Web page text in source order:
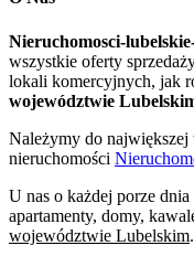
Nieruchomosci-
wszystkie oferty
lokali komercyjnych, jak
województwie
Należymy do
nieruchomości
U nas o każdej porze
apartamenty, domy,
województwie Lubelskim.